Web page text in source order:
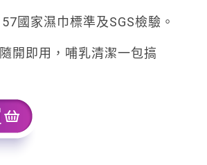
國家濕巾標準及SGS檢驗。
開即用，哺乳清潔一包搞